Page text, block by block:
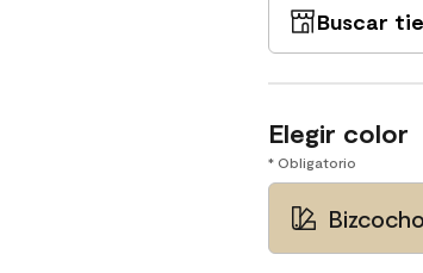
Buscar
Elegir color
* Obligatorio